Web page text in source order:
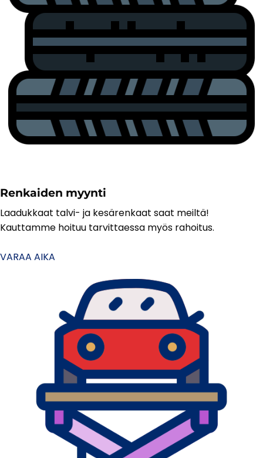
Renkaiden myynti
Laadukkaat talvi- ja kesärenkaat saat meiltä!
Kauttamme hoituu tarvittaessa myös rahoitus.
VARAA AIKA